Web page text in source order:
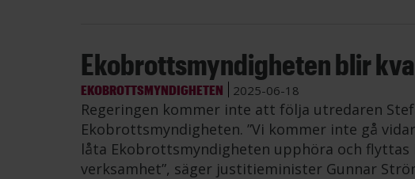
Ekobrottsmyndigheten blir
EKOBROTTSMYNDIGHETEN 2025-06-18
Regeringen kommer inte att följa utredaren
Ekobrottsmyndigheten. ”Vi kommer inte gå
låta Ekobrottsmyndigheten upphöra och flyttas
verksamhet”, säger justitieminister Gunnar